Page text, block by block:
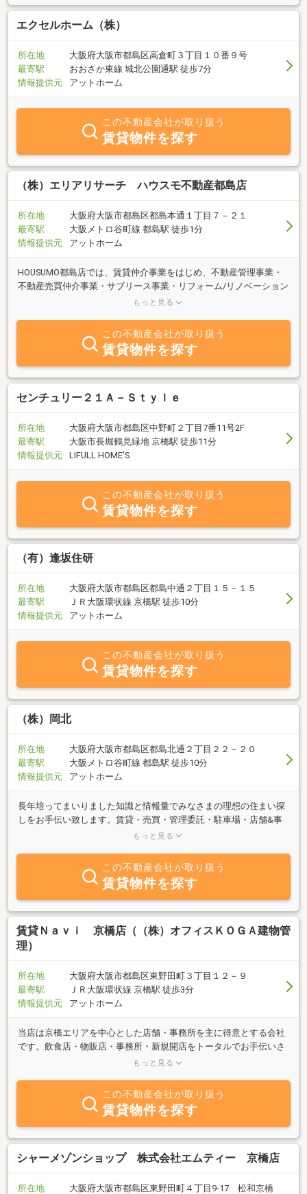
エクセルホーム（株）
所在地
大阪府大阪市都島区高倉町３丁目１０番９号
最寄駅
おおさか東線 城北公園通駅 徒歩7分
情報提供元
アットホーム
この不動産会社が取り扱う
賃貸物件を探す
（株）エリアリサーチ ハウスモ不動産都島店
所在地
大阪府大阪市都島区都島本通１丁目７－２１
最寄駅
大阪メトロ谷町線 都島駅 徒歩1分
情報提供元
アットホーム
HOUSUMO都島店では、賃貸仲介事業をはじめ、不動産管理事業・
不動産売買仲介事業・サブリース事業・リフォーム/リノベーション
事業を行っている総合不動産です。お客様の様々なニーズや情報に
都島店としての認知ブランド力、豊富な経験と知識を兼ね備えた店
舗スタッフがお客様の多彩なお住いのご提案をしています。全ての
お客様がご満足して頂けるようスタッフ一同、日々努めておりま
す。初めての一人暮らしからお子様の学校区まで経験豊富なスタッ
フがお客様の目線で考えお部屋探しのサポートをさせて頂きます。
HOUSUMO都島店では都島区 都島駅を中心とし、大阪府内どこでも
もっと見る
この不動産会社が取り扱う
賃貸物件を探す
センチュリー２１Ａ－Ｓｔｙｌｅ
所在地
大阪府大阪市都島区中野町２丁目7番11号2F
最寄駅
大阪市長堀鶴見緑地 京橋駅 徒歩11分
情報提供元
LIFULL HOME'S
この不動産会社が取り扱う
賃貸物件を探す
（有）逢坂住研
所在地
大阪府大阪市都島区都島中通２丁目１５－１５
最寄駅
ＪＲ大阪環状線 京橋駅 徒歩10分
情報提供元
アットホーム
この不動産会社が取り扱う
賃貸物件を探す
（株）岡北
所在地
大阪府大阪市都島区都島北通２丁目２２－２０
最寄駅
大阪メトロ谷町線 都島駅 徒歩10分
情報提供元
アットホーム
長年培ってまいりました知識と情報量でみなさまの理想の住まい探
しをお手伝い致します。賃貸・売買・管理委託・駐車場・店舗&事
務所など不動産のことならなんでもご相談ください。従業員一同、
もっと見る
この不動産会社が取り扱う
賃貸物件を探す
賃貸Ｎａｖｉ 京橋店（（株）オフィスＫＯＧＡ建物管
理）
所在地
大阪府大阪市都島区東野田町３丁目１２－９
最寄駅
ＪＲ大阪環状線 京橋駅 徒歩3分
情報提供元
アットホーム
当店は京橋エリアを中心とした店舗・事務所を主に得意とする会社
です。飲食店・物販店・事務所・新規開店をトータルでお手伝いさ
せていただきます。京橋エリアに特化しておりますので町のことな
お店探しをサポートさせていただきます。また売買物件（マンショ
ン・戸建て・土地・ビル・収益物件）も得意です。マンション・ビ
ル・駐車場など多数の管理もさせていただいております。建物管理
も当店にお任せください。
もっと見る
この不動産会社が取り扱う
賃貸物件を探す
シャーメゾンショップ 株式会社エムティー 京橋店
所在地
大阪府大阪市都島区東野田町４丁目9-17 松和京橋